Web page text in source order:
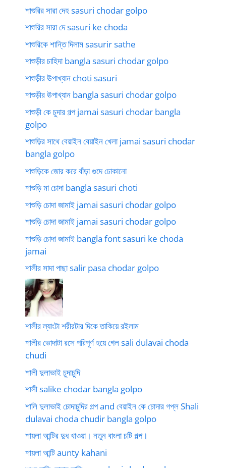
শাশুরির সারা দেহ sasuri chodar golpo
শাশুরির সারা দে sasuri ke choda
শাশুরিকে শান্তি দিলাম sasurir sathe
শাশুড়ীর চাহিদা bangla sasuri chodar golpo
শাশুড়ীর ঊপাখ্যান choti sasuri
শাশুড়ীর ঊপাখ্যান bangla sasuri chodar golpo
শাশুড়ী কে চুদার গল্প jamai sasuri chodar bangla
golpo
শাশুড়ির সাথে বেয়াইন বেয়াইন খেলা jamai sasuri chodar
bangla golpo
শাশুড়িকে জোর করে বাঁড়া গুদে ঢোকানো
শাশুড়ি মা চোদা bangla sasuri choti
শাশুড়ি চোদা জামাই jamai sasuri chodar golpo
শাশুড়ি চোদা জামাই jamai sasuri chodar golpo
শাশুড়ি চোদা জামাই bangla font sasuri ke choda
jamai
শালীর সাদা পাছা salir pasa chodar golpo
শালীর ল্যাংটা শরীরটার দিকে তাকিয়ে রইলাম
শালীর ভোদাটা রসে পরিপূর্ণ হয়ে গেল sali dulavai choda
chudi
শালী দুলাভাই চুদাচুদি
শালী salike chodar bangla golpo
শালি দুলাভাই চোদাচুদির গল্প and বেয়াইন কে চোদার গপ্ল Shali
dulavai choda chudir bangla golpo
শায়লা আন্টির দুধ খাওয়া। নতুন বাংলা চটি গল্প।
শায়লা আন্টি aunty kahani